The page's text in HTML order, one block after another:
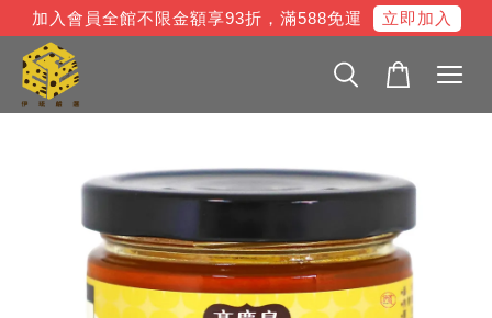
加入會員全館不限金額享93折，滿588免運 立即加入